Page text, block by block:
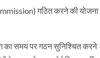
गठित करने की योजना
का समय पर गठन सुनिश्चित करने